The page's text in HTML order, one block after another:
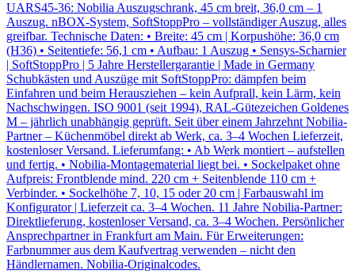
UARS45-36: Nobilia Auszugschrank, 45 cm breit, 36,0 cm – 1
Auszug. nBOX-System, SoftStoppPro – vollständiger Auszug, alles
greifbar. Technische Daten: • Breite: 45 cm | Korpushöhe: 36,0 cm
(H36) • Seitentiefe: 56,1 cm • Aufbau: 1 Auszug • Sensys-Scharnier
| SoftStoppPro | 5 Jahre Herstellergarantie | Made in Germany
Schubkästen und Auszüge mit SoftStoppPro: dämpfen beim
Einfahren und beim Herausziehen – kein Aufprall, kein Lärm, kein
Nachschwingen. ISO 9001 (seit 1994), RAL-Gütezeichen Goldenes
M – jährlich unabhängig geprüft. Seit über einem Jahrzehnt Nobilia-
Partner – Küchenmöbel direkt ab Werk, ca. 3–4 Wochen Lieferzeit,
kostenloser Versand. Lieferumfang: • Ab Werk montiert – aufstellen
und fertig. • Nobilia-Montagematerial liegt bei. • Sockelpaket ohne
Aufpreis: Frontblende mind. 220 cm + Seitenblende 110 cm +
Verbinder. • Sockelhöhe 7, 10, 15 oder 20 cm | Farbauswahl im
Konfigurator | Lieferzeit ca. 3–4 Wochen. 11 Jahre Nobilia-Partner:
Direktlieferung, kostenloser Versand, ca. 3–4 Wochen. Persönlicher
Ansprechpartner in Frankfurt am Main. Für Erweiterungen:
Farbnummer aus dem Kaufvertrag verwenden – nicht den
Händlernamen. Nobilia-Originalcodes.